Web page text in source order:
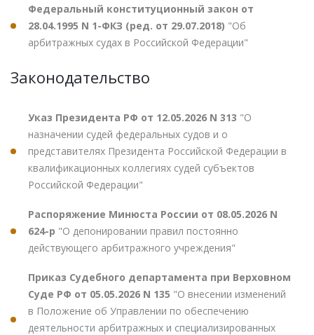
Федеральный конституционный закон от
28.04.1995 N 1-ФКЗ (ред. от 29.07.2018) "Об
арбитражных судах в Российской Федерации"
Законодательство
Указ Президента РФ от 12.05.2026 N 313 "О
назначении судей федеральных судов и о
представителях Президента Российской Федерации в
квалификационных коллегиях судей субъектов
Российской Федерации"
Распоряжение Минюста России от 08.05.2026 N
624-р "О депонировании правил постоянно
действующего арбитражного учреждения"
Приказ Судебного департамента при Верховном
Суде РФ от 05.05.2026 N 135 "О внесении изменений
в Положение об Управлении по обеспечению
деятельности арбитражных и специализированных